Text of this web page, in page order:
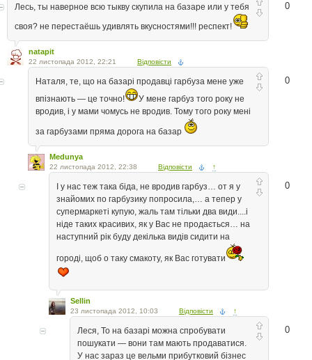
0
Лесь, ты наверное всю тыкву скупила на базаре или у тебя
своя? не перестаёшь удивлять вкусностями!!! респект!
natapit
22 листопада 2012, 22:21 Відповісти
0
Наталя, те, що на базарі продавці гарбуза мене уже
впізнають — це точно!
У мене гарбуз того року не
вродив, і у мами чомусь не вродив. Тому того року мені
за гарбузами пряма дорога на базар
Medunya
22 листопада 2012, 22:38 Відповісти ↑
0
І у нас теж така біда, не вродив гарбуз… от я у
знайомих по гарбузику попросила,… а тепер у
супермаркеті купую, жаль там тільки два види....і
ніде таких красивих, як у Вас не продається… на
наступний рік буду декілька видів сидити на
городі, щоб о таку смакоту, як Вас готувати
Sellin
23 листопада 2012, 10:03 Відповісти ↑
0
Леся, То на базарі можна спробувати
пошукати — вони там мають продаватися.
У нас зараз це вельми прибутковий бізнес